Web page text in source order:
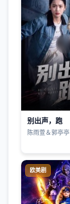
别出声，跑
陈雨萱＆郭亭亭
欧美剧